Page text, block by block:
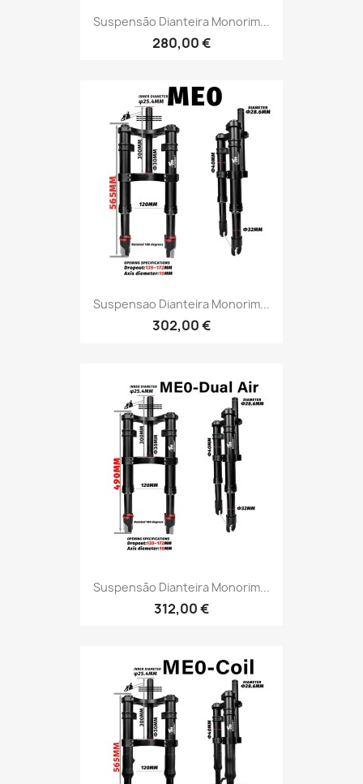
Suspensão Dianteira Monorim...
280,00 €
Suspensao Dianteira Monorim...
302,00 €
Suspensão Dianteira Monorim...
312,00 €